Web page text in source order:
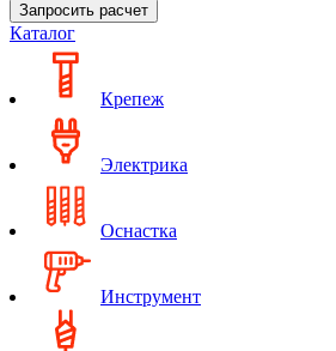
Запросить расчет
Каталог
Крепеж
Электрика
Оснастка
Инструмент